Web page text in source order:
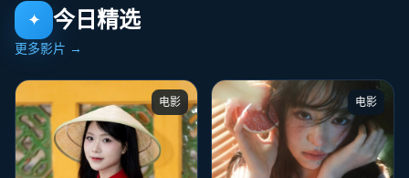
✦ 今日精选
更多影片 →
电影 电影